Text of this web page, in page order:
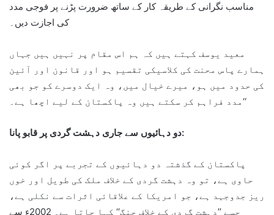
مناسب نگرانی کے طریقہ کار کے ساتھ ضرورت پڑنے پر فوجی مدد
کی اجازت دیں۔
معید یوسف کہتے ہیں کہ ہم اس مقام پر نہیں ہیں جہاں
ہمارے پاس محنت کی کلاسیکی تقسیم ہو اور قانون اور آئین
کی حدود میں ہو، میرے خیال میں، وہ ایک دوسرے کو جو بھی
مدد فراہم کر سکتے ہیں وہ پاکستان کے لیے اچھا ہے۔‘‘
دو دہائیوں سے جاری دہشت گردی پر قابو پانا:
پاکستان کے گذشتہ دو دہائیوں کے تجربے پر اگر کوئی
حاوی ہے، تو وہ دہشت گردی کے خلاف ملک کی طویل اور خوں
ریز جدوجہد ہے، جو امریکا کے علاقائی اثرات سے نکلی ہے،
جسے ’’دہشت گردی کے خلاف جنگ‘‘ کہا جاتا ہے۔ 2002ء سے